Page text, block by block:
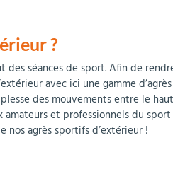
?
séances de sport. Afin de
avec ici une gamme
des mouvements entre le
et professionnels du
nos agrès sportifs d’extérieur !